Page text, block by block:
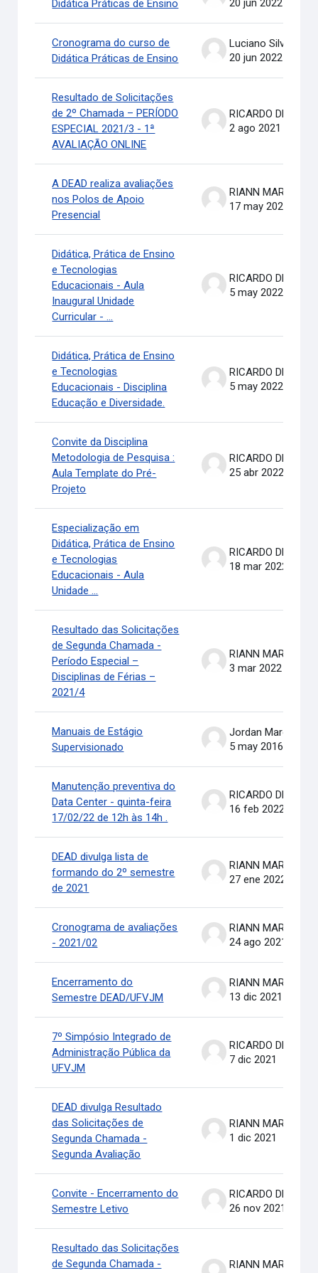
Didática Práticas de Ensino
20 jun 2022
Cronograma do curso de
Didática Práticas de Ensino
Luciano Silva
20 jun 2022
Resultado de Solicitações
de 2º Chamada – PERÍODO
ESPECIAL 2021/3 - 1ª
AVALIAÇÃO ONLINE
2 ago 2021
A DEAD realiza avaliações
nos Polos de Apoio
Presencial
17 may 2022
Didática, Prática de Ensino
e Tecnologias
Educacionais - Aula
Inaugural Unidade
Curricular - ...
5 may 2022
Didática, Prática de Ensino
e Tecnologias
Educacionais - Disciplina
Educação e Diversidade.
5 may 2022
Convite da Disciplina
Metodologia de Pesquisa :
Aula Template do Pré-
Projeto
25 abr 2022
Especialização em
Didática, Prática de Ensino
e Tecnologias
Educacionais - Aula
Unidade ...
18 mar 2022
Resultado das Solicitações
de Segunda Chamada -
Período Especial –
Disciplinas de Férias –
2021/4
3 mar 2022
Manuais de Estágio
Supervisionado
5 may 2016
Manutenção preventiva do
Data Center - quinta-feira
17/02/22 de 12h às 14h .
16 feb 2022
DEAD divulga lista de
formando do 2º semestre
de 2021
27 ene 2022
Cronograma de avaliações
- 2021/02
24 ago 2021
Encerramento do
Semestre DEAD/UFVJM
13 dic 2021
7º Simpósio Integrado de
Administração Pública da
UFVJM
7 dic 2021
DEAD divulga Resultado
das Solicitações de
Segunda Chamada -
Segunda Avaliação
1 dic 2021
Convite - Encerramento do
Semestre Letivo
26 nov 2021
Resultado das Solicitações
de Segunda Chamada -